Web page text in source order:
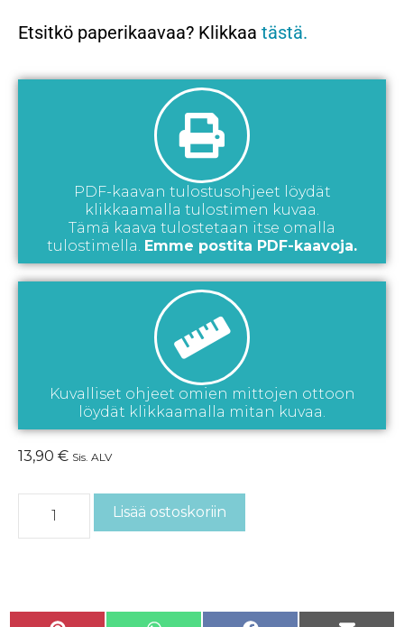
Etsitkö paperikaavaa? Klikkaa tästä.
PDF-kaavan tulostusohjeet löydät
klikkaamalla tulostimen kuvaa.
Tämä kaava tulostetaan itse omalla
tulostimella. Emme postita PDF-kaavoja.
Kuvalliset ohjeet omien mittojen ottoon
löydät klikkaamalla mitan kuvaa.
13,90 € Sis. ALV
Lisää ostoskoriin